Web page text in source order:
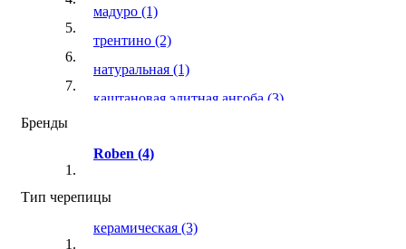
мадуро (1)
трентино (2)
натуральная (1)
каштановая элитная ангоба (3)
серый ангоб
Бренды
Roben (4)
Тип черепицы
керамическая (3)